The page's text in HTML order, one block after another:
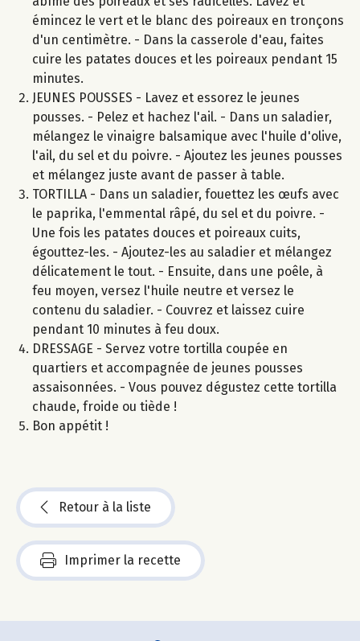
émincez le vert et le blanc des poireaux en tronçons
d'un centimètre. - Dans la casserole d'eau, faites
cuire les patates douces et les poireaux pendant 15
minutes.
JEUNES POUSSES - Lavez et essorez le jeunes
pousses. - Pelez et hachez l'ail. - Dans un saladier,
mélangez le vinaigre balsamique avec l'huile d'olive,
l'ail, du sel et du poivre. - Ajoutez les jeunes pousses
et mélangez juste avant de passer à table.
TORTILLA - Dans un saladier, fouettez les œufs avec
le paprika, l'emmental râpé, du sel et du poivre. -
Une fois les patates douces et poireaux cuits,
égouttez-les. - Ajoutez-les au saladier et mélangez
délicatement le tout. - Ensuite, dans une poêle, à
feu moyen, versez l'huile neutre et versez le
contenu du saladier. - Couvrez et laissez cuire
pendant 10 minutes à feu doux.
DRESSAGE - Servez votre tortilla coupée en
quartiers et accompagnée de jeunes pousses
assaisonnées. - Vous pouvez dégustez cette tortilla
chaude, froide ou tiède !
Bon appétit !
Retour à la liste
Imprimer la recette